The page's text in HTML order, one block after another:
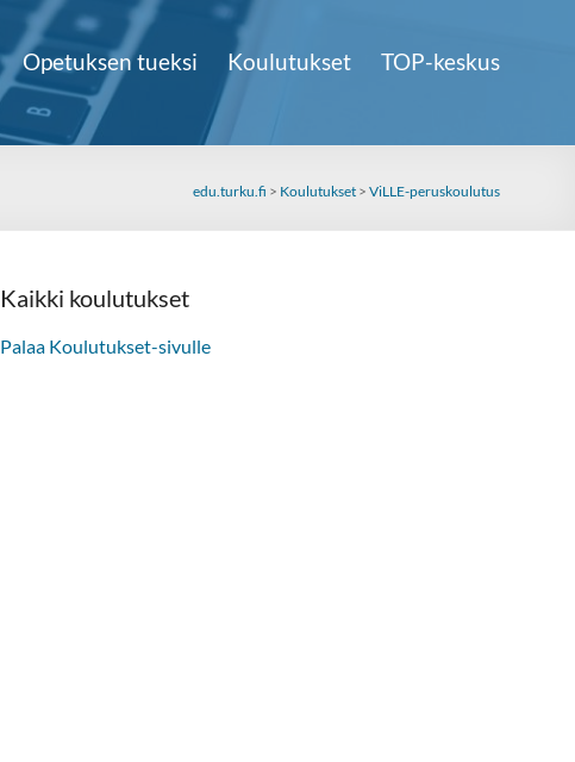
Opetuksen tueksi Koulutukset TOP-keskus
edu.turku.fi > Koulutukset > ViLLE-peruskoulutus
Kaikki koulutukset
Palaa Koulutukset-sivulle